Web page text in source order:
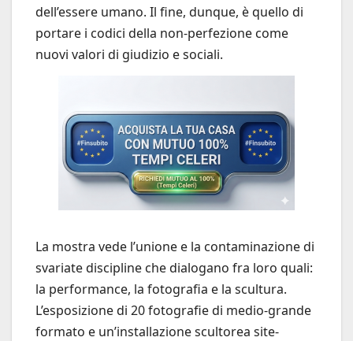
dell’essere umano. Il fine, dunque, è quello di
portare i codici della non-perfezione come
nuovi valori di giudizio e sociali.
La mostra vede l’unione e la contaminazione di
svariate discipline che dialogano fra loro quali:
la performance, la fotografia e la scultura.
L’esposizione di 20 fotografie di medio-grande
formato e un’installazione scultorea site-